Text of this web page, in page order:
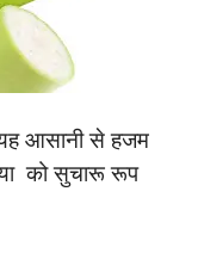
यह आसानी से हजम
को सुचारू रूप